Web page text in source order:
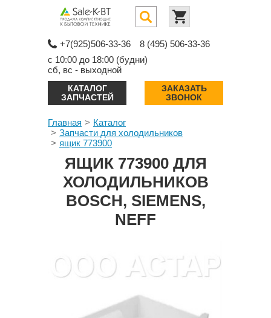
+7(925)506-33-36
8 (495) 506-33-36
с 10:00 до 18:00 (будни)
сб, вс - выходной
КАТАЛОГ
ЗАПЧАСТЕЙ
ЗАКАЗАТЬ
ЗВОНОК
Главная
Каталог
Запчасти для холодильников
ящик 773900
ЯЩИК 773900 ДЛЯ
ХОЛОДИЛЬНИКОВ
BOSCH, SIEMENS,
NEFF